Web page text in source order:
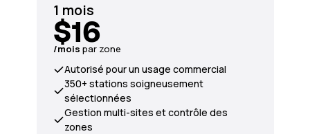
1 mois
$16
/mois par zone
Autorisé pour un usage commercial
350+ stations soigneusement
sélectionnées
Gestion multi-sites et contrôle des
zones